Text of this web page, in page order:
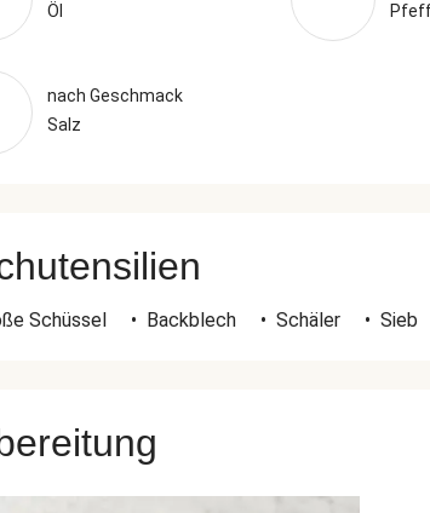
Öl
nach Geschmack
Salz
Schüssel • Backblech • Schäler • Sieb